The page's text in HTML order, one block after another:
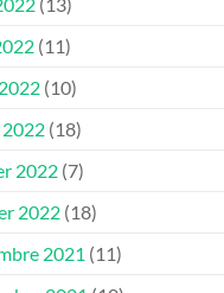
(11)
(10)
(18)
2022 (7)
2022 (18)
2021 (11)